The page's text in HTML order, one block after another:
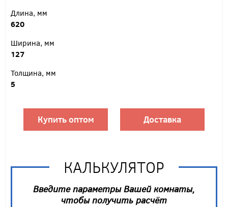
Длина, мм
620
Ширина, мм
127
Толщина, мм
5
Купить оптом Доставка
КАЛЬКУЛЯТОР
Введите параметры Вашей комнаты,
чтобы получить расчёт